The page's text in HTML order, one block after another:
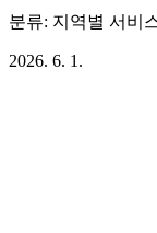
분류: 지역별 서비
2026. 6. 1.